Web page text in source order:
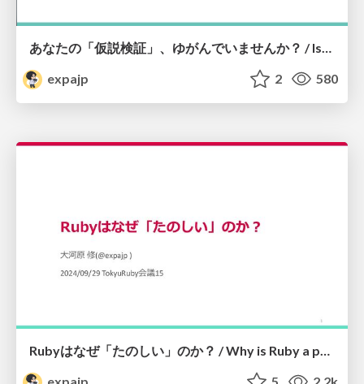
あなたの「仮説検証」、ゆがんでいませんか？ / Isn't Your "Hypothesis Verification" Distorted? #emoasis
expajp
2 580
Rubyはなぜ「たのしい」のか？ / Why is Ruby a programmers' best friend? #tqrk15